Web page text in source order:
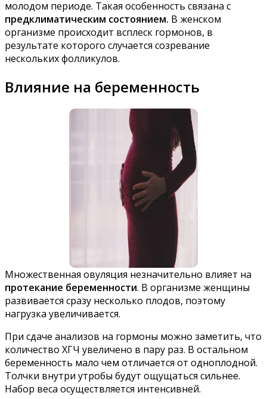
молодом периоде. Такая особенность связана с
предклиматическим состоянием. В женском
организме происходит всплеск гормонов, в
результате которого случается созревание
нескольких фолликулов.
Влияние на беременность
Множественная овуляция незначительно влияет на
протекание беременности. В организме женщины
развивается сразу несколько плодов, поэтому
нагрузка увеличивается.
При сдаче анализов на гормоны можно заметить, что
количество ХГЧ увеличено в пару раз. В остальном
беременность мало чем отличается от одноплодной.
Толчки внутри утробы будут ощущаться сильнее.
Набор веса осуществляется интенсивней.